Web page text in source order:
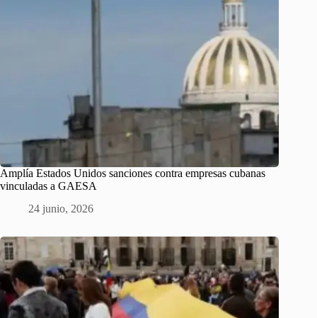
Amplía Estados Unidos sanciones contra empresas cubanas
vinculadas a GAESA
24 junio, 2026